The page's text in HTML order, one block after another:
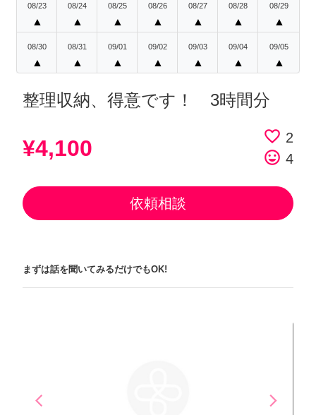
08/23
▲
08/24
▲
08/25
▲
08/26
▲
08/27
▲
08/28
▲
08/29
▲
08/30
▲
08/31
▲
09/01
▲
09/02
▲
09/03
▲
09/04
▲
09/05
▲
整理収納、得意です！ 3時間分
¥4,100 favorite_border 2
tag_faces 4
依頼相談
まずは話を聞いてみるだけでもOK!
arrow_back_iosPrevious arrow_forward_iosNext